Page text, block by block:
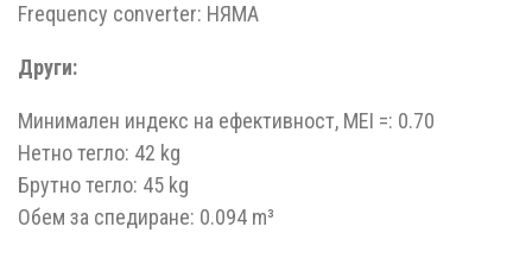
Frequency converter: НЯМА
Други:
Минимален индекс на ефективност, MEI =: 0.70
Нетно тегло: 42 kg
Брутно тегло: 45 kg
Обем за спедиране: 0.094 m³